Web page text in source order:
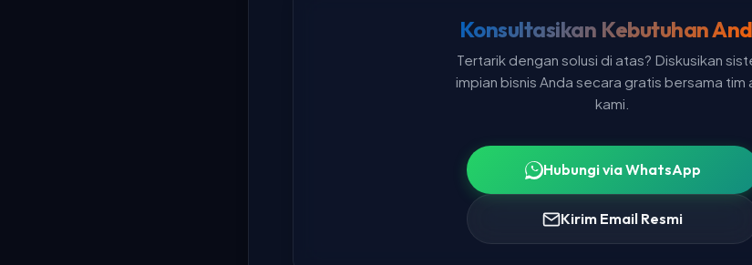
Konsultasikan Kebutuhan
Tertarik dengan solusi di atas? Diskusikan
impian bisnis Anda secara gratis bersama tim
kami.
Hubungi via WhatsApp
Kirim Email Resmi